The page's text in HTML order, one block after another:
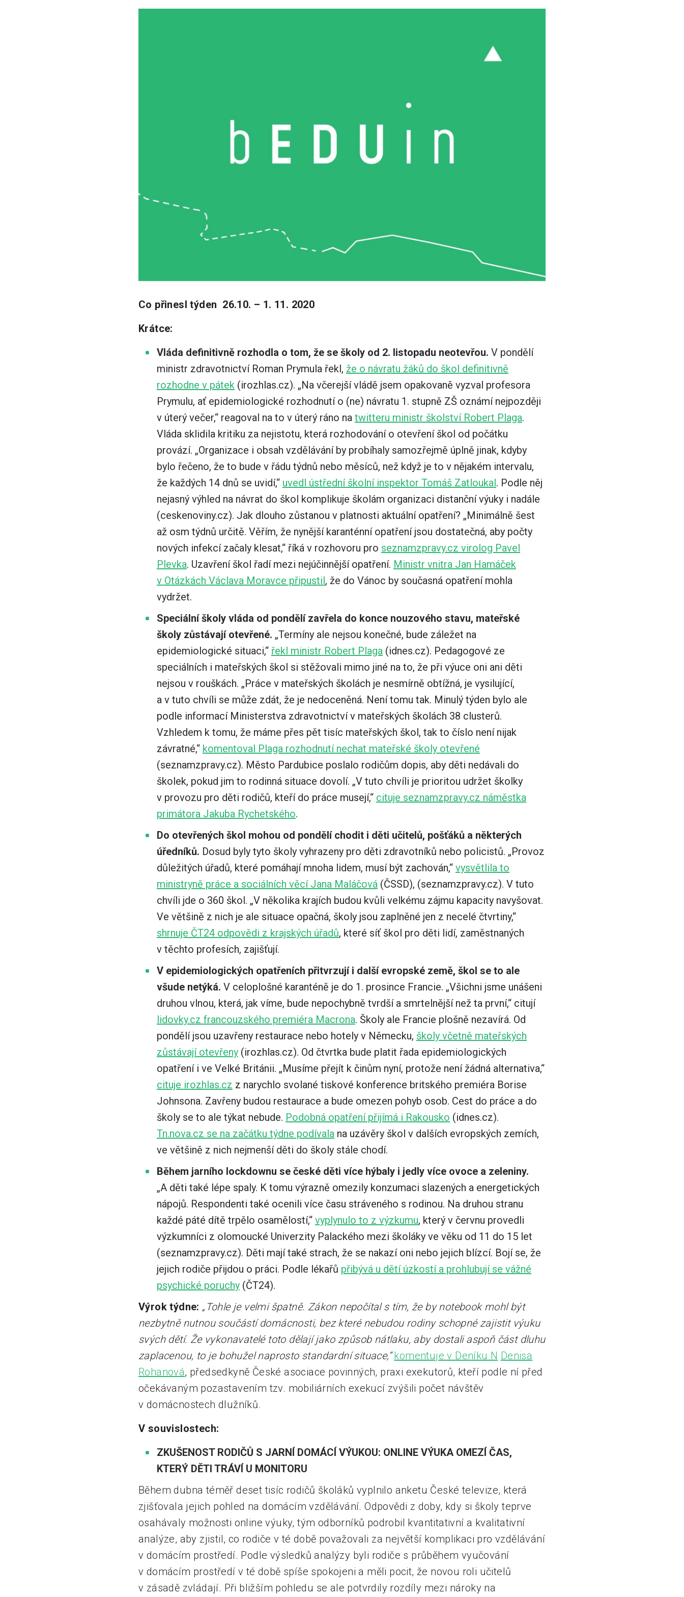
Co přinesl týden 26.10. – 1. 11. 2020
Krátce:
Vláda definitivně rozhodla o tom, že se školy od 2. listopadu neotevřou. V pondělí
ministr zdravotnictví Roman Prymula řekl, že o návratu žáků do škol definitivně
rozhodne v pátek (irozhlas.cz). „Na včerejší vládě jsem opakovaně vyzval profesora
Prymulu, ať epidemiologické rozhodnutí o (ne) návratu 1. stupně ZŠ oznámí nejpozději
v úterý večer,“ reagoval na to v úterý ráno na twitteru ministr školství Robert Plaga.
Vláda sklidila kritiku za nejistotu, která rozhodování o otevření škol od počátku
provází. „Organizace i obsah vzdělávání by probíhaly samozřejmě úplně jinak, kdyby
bylo řečeno, že to bude v řádu týdnů nebo měsíců, než když je to v nějakém intervalu,
že každých 14 dnů se uvidí,“ uvedl ústřední školní inspektor Tomáš Zatloukal. Podle něj
nejasný výhled na návrat do škol komplikuje školám organizaci distanční výuky i nadále
(ceskenoviny.cz). Jak dlouho zůstanou v platnosti aktuální opatření? „Minimálně šest
až osm týdnů určitě. Věřím, že nynější karanténní opatření jsou dostatečná, aby počty
nových infekcí začaly klesat,“ říká v rozhovoru pro seznamzpravy.cz virolog Pavel
Plevka. Uzavření škol řadí mezi nejúčinnější opatření. Ministr vnitra Jan Hamáček
v Otázkách Václava Moravce připustil, že do Vánoc by současná opatření mohla
vydržet.
Speciální školy vláda od pondělí zavřela do konce nouzového stavu, mateřské
školy zůstávají otevřené. „Termíny ale nejsou konečné, bude záležet na
epidemiologické situaci,“ řekl ministr Robert Plaga (idnes.cz). Pedagogové ze
speciálních i mateřských škol si stěžovali mimo jiné na to, že při výuce oni ani děti
nejsou v rouškách. „Práce v mateřských školách je nesmírně obtížná, je vysilující,
a v tuto chvíli se může zdát, že je nedoceněná. Není tomu tak. Minulý týden bylo ale
podle informací Ministerstva zdravotnictví v mateřských školách 38 clusterů.
Vzhledem k tomu, že máme přes pět tisíc mateřských škol, tak to číslo není nijak
závratné,“ komentoval Plaga rozhodnutí nechat mateřské školy otevřené
(seznamzpravy.cz). Město Pardubice poslalo rodičům dopis, aby děti nedávali do
školek, pokud jim to rodinná situace dovolí. „V tuto chvíli je prioritou udržet školky
v provozu pro děti rodičů, kteří do práce musejí,“ cituje seznamzpravy.cz náměstka
primátora Jakuba Rychetského.
Do otevřených škol mohou od pondělí chodit i děti učitelů, pošťáků a některých
úředníků. Dosud byly tyto školy vyhrazeny pro děti zdravotníků nebo policistů. „Provoz
důležitých úřadů, které pomáhají mnoha lidem, musí být zachován,“ vysvětlila to
ministryně práce a sociálních věcí Jana Maláčová (ČSSD), (seznamzpravy.cz). V tuto
chvíli jde o 360 škol. „V několika krajích budou kvůli velkému zájmu kapacity navyšovat.
Ve většině z nich je ale situace opačná, školy jsou zaplněné jen z necelé čtvrtiny,“
shrnuje ČT24 odpovědi z krajských úřadů, které síť škol pro děti lidí, zaměstnaných
v těchto profesích, zajišťují.
V epidemiologických opatřeních přitvrzují i další evropské země, škol se to ale
všude netýká. V celoplošné karanténě je do 1. prosince Francie. „Všichni jsme unášeni
druhou vlnou, která, jak víme, bude nepochybně tvrdší a smrtelnější než ta první,“ citují
lidovky.cz francouzského premiéra Macrona. Školy ale Francie plošně nezavírá. Od
pondělí jsou uzavřeny restaurace nebo hotely v Německu, školy včetně mateřských
zůstávají otevřeny (irozhlas.cz). Od čtvrtka bude platit řada epidemiologických
opatření i ve Velké Británii. „Musíme přejít k činům nyní, protože není žádná alternativa,“
cituje irozhlas.cz z narychlo svolané tiskové konference britského premiéra Borise
Johnsona. Zavřeny budou restaurace a bude omezen pohyb osob. Cest do práce a do
školy se to ale týkat nebude. Podobná opatření přijímá i Rakousko (idnes.cz).
Tn.nova.cz se na začátku týdne podívala na uzávěry škol v dalších evropských zemích,
ve většině z nich nejmenší děti do školy stále chodí.
Během jarního lockdownu se české děti více hýbaly i jedly více ovoce a zeleniny.
„A děti také lépe spaly. K tomu výrazně omezily konzumaci slazených a energetických
nápojů. Respondenti také ocenili více času stráveného s rodinou. Na druhou stranu
každé páté dítě trpělo osamělostí,“ vyplynulo to z výzkumu, který v červnu provedli
výzkumníci z olomoucké Univerzity Palackého mezi školáky ve věku od 11 do 15 let
(seznamzpravy.cz). Děti mají také strach, že se nakazí oni nebo jejich blízcí. Bojí se, že
jejich rodiče přijdou o práci. Podle lékařů přibývá u dětí úzkostí a prohlubují se vážné
psychické poruchy (ČT24).
Výrok týdne: „Tohle je velmi špatně. Zákon nepočítal s tím, že by notebook mohl být
nezbytně nutnou součástí domácnosti, bez které nebudou rodiny schopné zajistit výuku
svých dětí. Že vykonavatelé toto dělají jako způsob nátlaku, aby dostali aspoň část dluhu
zaplacenou, to je bohužel naprosto standardní situace,“komentuje v Deníku N Denisa
Rohanová, předsedkyně České asociace povinných, praxi exekutorů, kteří podle ní před
očekávaným pozastavením tzv. mobiliárních exekucí zvýšili počet návštěv
v domácnostech dlužníků.
V souvislostech:
ZKUŠENOST RODIČŮ S JARNÍ DOMÁCÍ VÝUKOU: ONLINE VÝUKA OMEZÍ ČAS,
KTERÝ DĚTI TRÁVÍ U MONITORU
Během dubna téměř deset tisíc rodičů školáků vyplnilo anketu České televize, která
zjišťovala jejich pohled na domácím vzdělávání. Odpovědi z doby, kdy si školy teprve
osahávaly možnosti online výuky, tým odborníků podrobil kvantitativní a kvalitativní
analýze, aby zjistil, co rodiče v té době považovali za největší komplikaci pro vzdělávání
v domácím prostředí. Podle výsledků analýzy byli rodiče s průběhem vyučování
v domácím prostředí v té době spíše spokojeni a měli pocit, že novou roli učitelů
v zásadě zvládají. Při bližším pohledu se ale potvrdily rozdíly mezi nároky na